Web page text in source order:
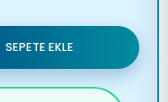
SEPETE EKLE